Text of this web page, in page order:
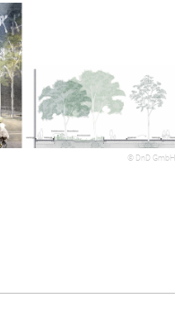
© DnD GmbH